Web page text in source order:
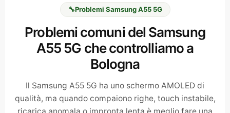
🔧Problemi Samsung A55 5G
Problemi comuni del Samsung
A55 5G che controlliamo a
Bologna
Il Samsung A55 5G ha uno schermo AMOLED di
qualità, ma quando compaiono righe, touch instabile,